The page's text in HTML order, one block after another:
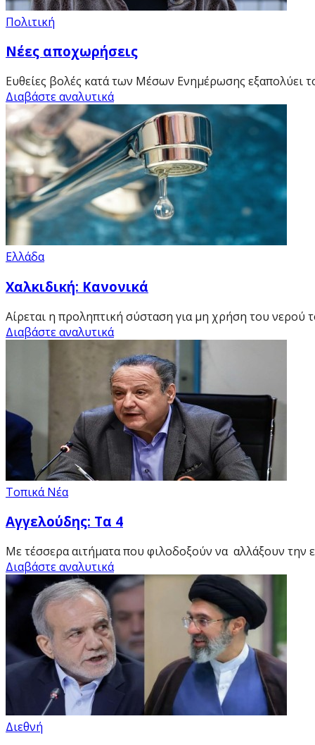
Πολιτική
Νέες αποχωρήσεις
Ευθείες βολές κατά των Μέσων Ενημέρωσης εξαπολύει
Διαβάστε αναλυτικά
Ελλάδα
Χαλκιδική: Κανονικά
Αίρεται η προληπτική σύσταση για μη χρήση του νερού
Διαβάστε αναλυτικά
Τοπικά Νέα
Αγγελούδης: Τα 4
Με τέσσερα αιτήματα που φιλοδοξούν να αλλάξουν την
Διαβάστε αναλυτικά
Διεθνή